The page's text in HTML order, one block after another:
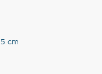
cm